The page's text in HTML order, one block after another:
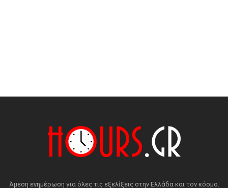
Άμεση ενημέρωση για όλες τις εξελίξεις στην Ελλάδα και τον κόσμο.